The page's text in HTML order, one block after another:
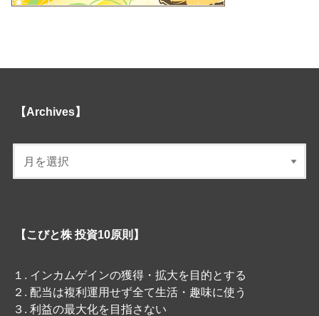
【Archives】
【こびと株 投資10原則】
１. インカムゲインの獲得・拡大を目的とする
２. 配当は複利運用せず全て生活・趣味に使う
３. 利益の最大化を目指さない